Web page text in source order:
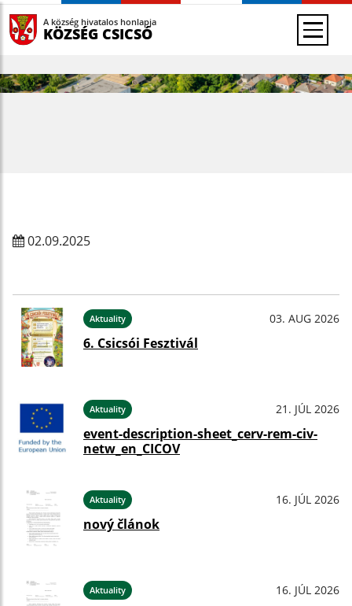
A község hivatalos honlapja
KÖZSÉG CSICSÓ
02.09.2025
Aktuality 03. AUG 2026
6. Csicsói Fesztivál
Aktuality 21. JÚL 2026
event-description-sheet_cerv-rem-civ-
netw_en_CICOV
Aktuality 16. JÚL 2026
nový článok
Aktuality 16. JÚL 2026